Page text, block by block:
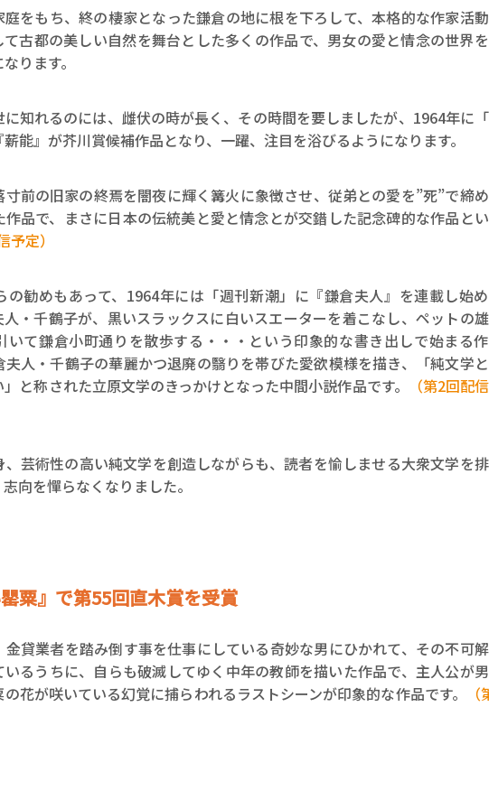
をもち、終の棲家となった鎌倉の地に根を下ろして、本格的な作家活
て古都の美しい自然を舞台とした多くの作品で、男女の愛と情念の世界
ります。
に知れるのには、雌伏の時が長く、その時間を要しましたが、1964年に
能』が芥川賞候補作品となり、一躍、注目を浴びるようになります。
寸前の旧家の終焉を闇夜に輝く篝火に象徴させ、従弟との愛を”死”で締
作品で、まさに日本の伝統美と愛と情念とが交錯した記念碑的な作品と
予定）
の勧めもあって、1964年には「週刊新潮」に『鎌倉夫人』を連載し始
・千鶴子が、黒いスラックスに白いスエーターを着こなし、ペットの
いて鎌倉小町通りを散歩する・・・という印象的な書き出しで始まる
夫人・千鶴子の華麗かつ退廃の翳りを帯びた愛欲模様を描き、「純文学
と称された立原文学のきっかけとなった中間小説作品です。
（第2回配
、芸術性の高い純文学を創造しながらも、読者を愉しませる大衆文学を
向を憚らなくなりました。
粟』で第55回直木賞を受賞
金貸業者を踏み倒す事を仕事にしている奇妙な男にひかれて、その不可
いるうちに、自らも破滅してゆく中年の教師を描いた作品で、主人公が
花が咲いている幻覚に捕らわれるラストシーンが印象的な作品です。